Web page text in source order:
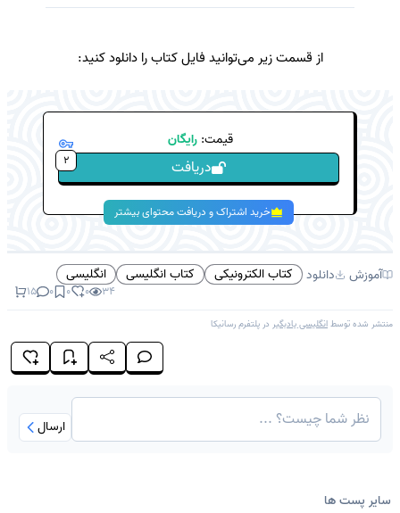
از قسمت زیر می‌توانید فایل کتاب را دانلود کنید:
قیمت: رایگان
دریافت 2
خرید اشتراک و دریافت محتوای بیشتر
آموزش دانلود کتاب الکترونیکی کتاب انگلیسی انگلیسی
34
0
0
0
15
منتشر شده توسطانگلیسی یادبگیر در پلتفرمرسانیکا
ارسال
سایر پست ها